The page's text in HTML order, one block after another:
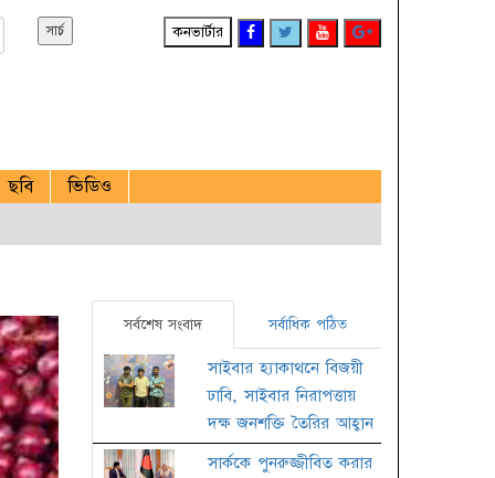
কনভার্টার
ছবি
ভিডিও
সর্বশেষ সংবাদ সর্বাধিক পঠিত
সাইবার হ্যাকাথনে বিজয়ী
ঢাবি, সাইবার নিরাপত্তায়
দক্ষ জনশক্তি তৈরির আহ্বান
সার্ককে পুনরুজ্জীবিত করার